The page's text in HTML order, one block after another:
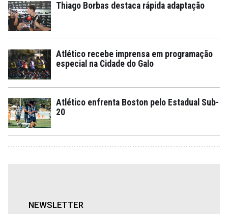
Thiago Borbas destaca rápida adaptação
Atlético recebe imprensa em programação
especial na Cidade do Galo
Atlético enfrenta Boston pelo Estadual Sub-
20
NEWSLETTER